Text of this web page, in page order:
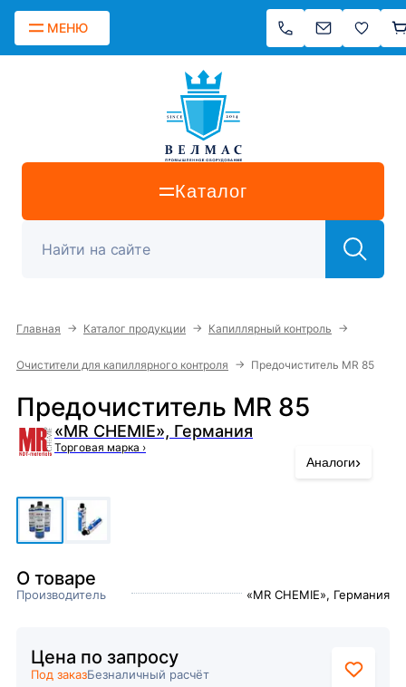
МЕНЮ
Каталог
Главная → Каталог продукции → Капиллярный контроль →
Очистители для капиллярного контроля → Предочиститель MR 85
Предочиститель MR 85
«MR CHEMIE», Германия
Торговая марка ›
Аналоги›
О товаре
Производитель «MR CHEMIE», Германия
Цена по запросу
Под заказБезналичный расчёт